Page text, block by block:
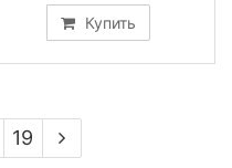
Купить
19